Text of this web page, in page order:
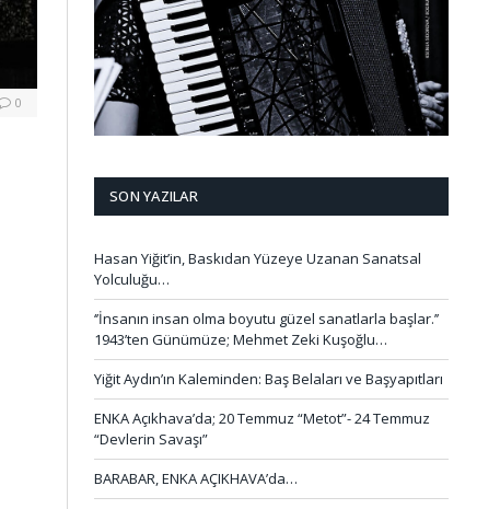
0
SON YAZILAR
Hasan Yiğit’in, Baskıdan Yüzeye Uzanan Sanatsal
Yolculuğu…
‘’İnsanın insan olma boyutu güzel sanatlarla başlar.’’
1943’ten Günümüze; Mehmet Zeki Kuşoğlu…
Yiğit Aydın’ın Kaleminden: Baş Belaları ve Başyapıtları
ENKA Açıkhava’da; 20 Temmuz “Metot”- 24 Temmuz
“Devlerin Savaşı”
BARABAR, ENKA AÇIKHAVA’da…